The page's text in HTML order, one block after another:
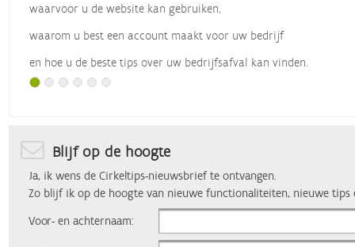
waarvoor u de website kan gebruiken,
waarom u best een account maakt voor uw bedrijf
en hoe u de beste tips over uw bedrijfsafval kan vinden.
Blijf op de hoogte
Ja, ik wens de Cirkeltips-nieuwsbrief te ontvangen.
Zo blijf ik op de hoogte van nieuwe functionaliteiten, nieuwe tips
Voor- en achternaam: